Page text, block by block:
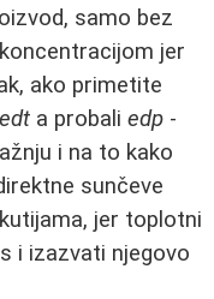
samo bez
jer
ako primetite
edt a probali edp -
i na to kako
sunčeve
jer toplotni
i izazvati njegovo